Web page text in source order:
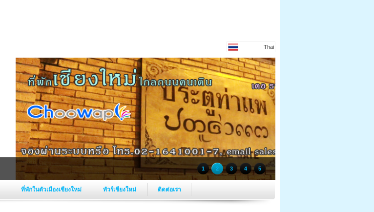
Thai
1 2 3 4 5
ที่พักในตัวเมืองเชียงใหม่ ทัวร์เชียงใหม่ ติดต่อเรา